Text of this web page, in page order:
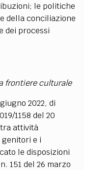
le politiche
della conciliazione
dei processi
frontiere culturale
2022, di
1158 del 20
attività
e i
le disposizioni
151 del 26 marzo